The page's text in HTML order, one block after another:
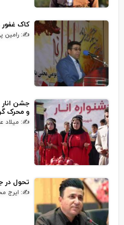
کاک غفور
✍: رامین
جشن انار
و محرک
✍: میلاد
تحول در
✍: ایرج